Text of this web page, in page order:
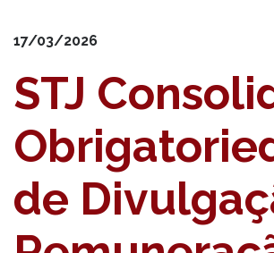
17/03/2026
STJ
de